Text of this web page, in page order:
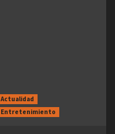
Actualidad
Entretenimiento